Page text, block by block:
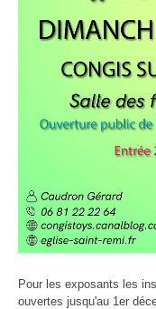
Pour les exposants les
ouvertes jusqu'au 1er